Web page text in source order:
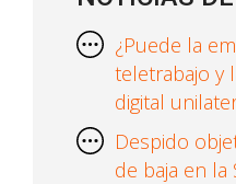
¿Puede la
teletrabajo y
digital
Despido
de baja en la